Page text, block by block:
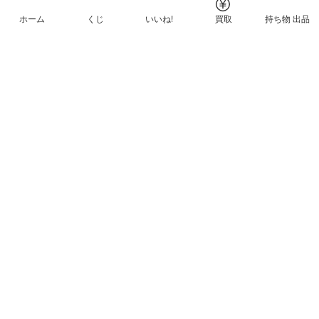
ホーム くじ いいね! 買取 持ち物 出品